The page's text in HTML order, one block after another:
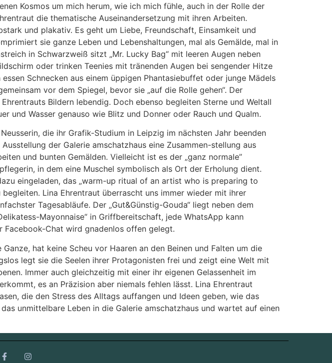
Kosmos um mich herum, wie ich mich fühle, auch in der Rolle der
die thematische Auseinandersetzung mit ihren Arbeiten.
und plakativ. Es geht um Liebe, Freundschaft, Einsamkeit und
sie ganze Leben und Lebenshaltungen, mal als Gemälde, mal in
in Schwarzweiß sitzt „Mr. Lucky Bag“ mit leeren Augen neben
oder trinken Teenies mit tränenden Augen bei sengender Hitze
Schnecken aus einem üppigen Phantasiebuffet oder junge Mädels
vor dem Spiegel, bevor sie „auf die Rolle gehen“. Der
Bildern lebendig. Doch ebenso begleiten Sterne und Weltall
und Wasser genauso wie Blitz und Donner oder Rauch und Qualm.
die ihr Grafik-Studium in Leipzig im nächsten Jahr beenden
der Galerie amschatzhaus eine Zusammen-stellung aus
und bunten Gemälden. Vielleicht ist es der „ganz normale”
in dem eine Muschel symbolisch als Ort der Erholung dient.
eingeladen, das „warm-up ritual of an artist who is preparing to
begleiten. Lina Ehrentraut überrascht uns immer wieder mit ihrer
Tagesabläufe. Der „Gut&Günstig-Gouda“ liegt neben dem
Mayonnaise“ in Griffbereitschaft, jede WhatsApp kann
Facebook-Chat wird gnadenlos offen gelegt.
hat keine Scheu vor Haaren an den Beinen und Falten um die
legt sie die Seelen ihrer Protagonisten frei und zeigt eine Welt mit
Immer auch gleichzeitig mit einer ihr eigenen Gelassenheit im
es an Präzision aber niemals fehlen lässt. Lina Ehrentraut
die den Stress des Alltags auffangen und Ideen geben, wie das
unmittelbare Leben in die Galerie amschatzhaus und wartet auf einen